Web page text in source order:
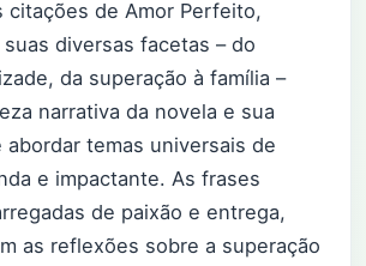
citações de Amor Perfeito,
suas diversas facetas – do
da superação à família –
narrativa da novela e sua
abordar temas universais de
e impactante. As frases
de paixão e entrega,
as reflexões sobre a superação